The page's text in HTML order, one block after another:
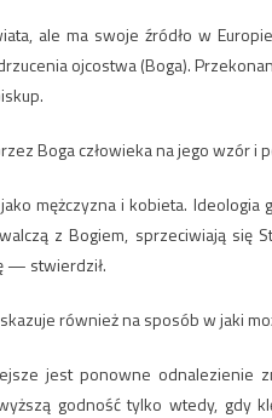
ale ma swoje źródło w
ojcostwa (Boga).
Boga człowieka na jego wzór i
mężczyzna i kobieta.
z Bogiem, sprzeciwiają się
— stwierdził.
również na sposób w jaki
jest ponowne odnalezienie
godność tylko wtedy, gdy